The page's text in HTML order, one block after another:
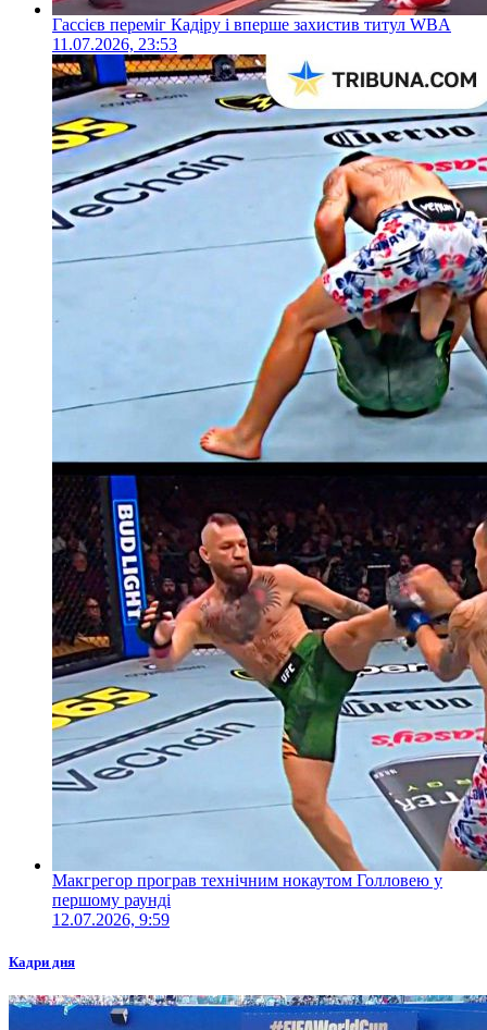
Гассієв переміг Кадіру і вперше захистив титул WBA
11.07.2026, 23:53
Макгрегор програв технічним нокаутом Голловею у
першому раунді
12.07.2026, 9:59
Кадри дня